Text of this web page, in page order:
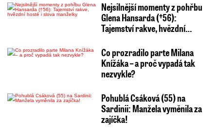
Nejsilnější momenty z pohřbu
Glena Hansarda (†56):
Tajemství rakve, hvězdní…
Co prozradilo parte Milana
Knížáka – a proč vypadá tak
nezvykle?
Pohublá Csáková (55) na
Sardinii: Manžela vyměnila za
zajíčka!